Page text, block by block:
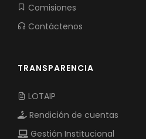
Comisiones
Contáctenos
TRANSPARENCIA
LOTAIP
Rendición de cuentas
Gestión Institucional